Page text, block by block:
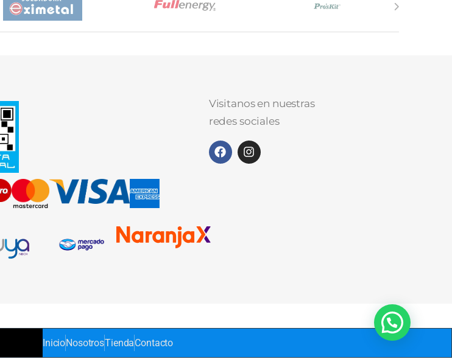
Visitanos en nuestras
redes sociales
InicioNosotrosTiendaContacto